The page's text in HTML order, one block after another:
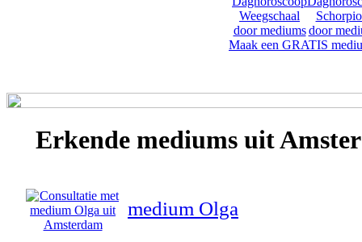
Maak een GRATIS
Erkende mediums uit
medium Olga